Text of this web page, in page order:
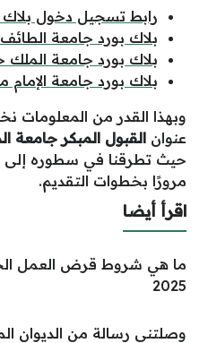
رابط تسجيل دخول
بلاك بورد جامعة الطائف
بلاك بورد جامعة الملك
بلاك بورد جامعة
وبهذا القدر من المعلومات
عنوان القبول المبكر جامعة
حيث تطرقنا في سطوره إلى
مرورًا بخطوات التقديم.
اقرأ أيضا
ما هي شروط قرض العمل
2025
وصلتني رسالة من الديوان